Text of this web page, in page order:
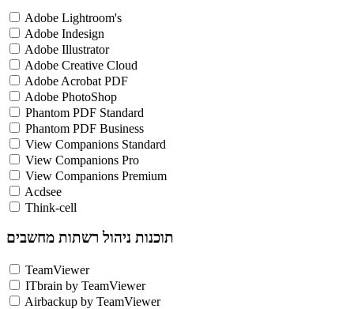
Adobe Lightroom's
Adobe Indesign
Adobe Illustrator
Adobe Creative Cloud
Adobe Acrobat PDF
Adobe PhotoShop
Phantom PDF Standard
Phantom PDF Business
View Companions Standard
View Companions Pro
View Companions Premium
Acdsee
Think-cell
תוכנות ניהול רשתות מחשבים
TeamViewer
ITbrain by TeamViewer
Airbackup by TeamViewer